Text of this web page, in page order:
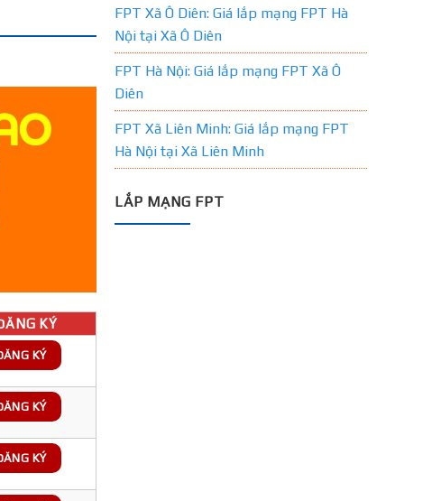
KÝ
KÝ
KÝ
KÝ
FPT Xã Ô Diên: Giá lắp mạng FPT Hà
Nội tại Xã Ô Diên
FPT Hà Nội: Giá lắp mạng FPT Xã Ô
Diên
FPT Xã Liên Minh: Giá lắp mạng FPT
Hà Nội tại Xã Liên Minh
LẮP MẠNG FPT